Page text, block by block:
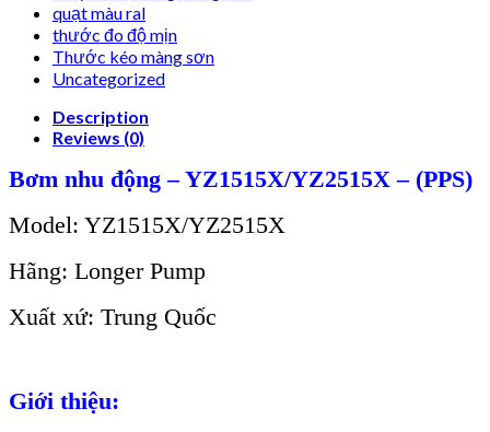
quạt màu ral
thước đo độ mịn
Thước kéo màng sơn
Uncategorized
Description
Reviews (0)
Bơm nhu động – YZ1515X/YZ2515X – (PPS)
Model: YZ1515X/YZ2515X
Hãng: Longer Pump
Xuất xứ: Trung Quốc
Giới thiệu: